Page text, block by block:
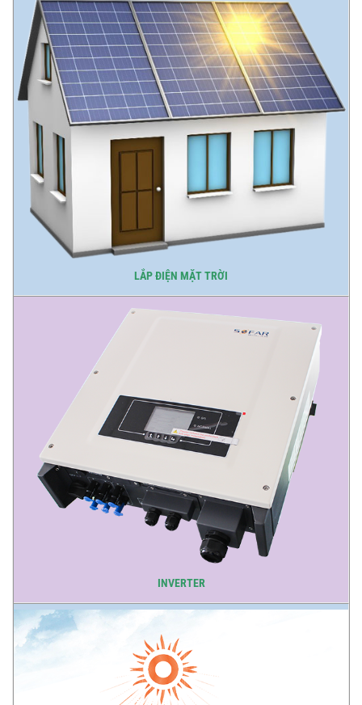
LẮP ĐIỆN MẶT TRỜI
INVERTER